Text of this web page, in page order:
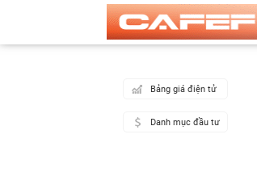
Bảng giá điện tử
Danh mục đầu tư